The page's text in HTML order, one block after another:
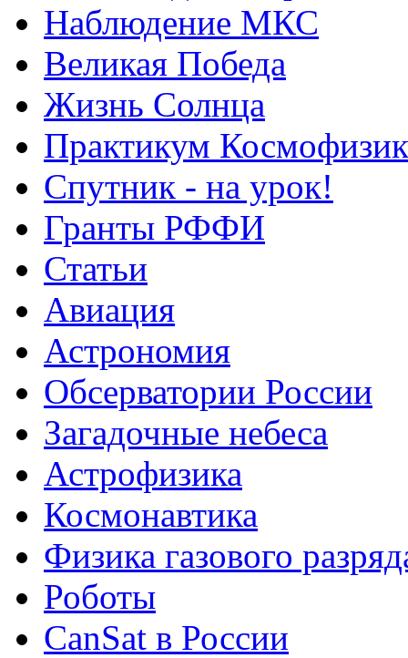
Наблюдение МКС
Великая Победа
Жизнь Солнца
Практикум
Спутник - на урок!
Гранты РФФИ
Статьи
Авиация
Астрономия
Обсерватории России
Загадочные небеса
Астрофизика
Космонавтика
Физика газового
Роботы
CanSat в России